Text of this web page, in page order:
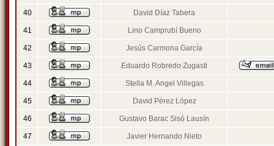
40 David Díaz Tabera
41 Lino Camprubí Bueno
42 Jesús Carmona García
43 Eduardo Robredo Zugasti
44 Stella M. Angel Villegas
45 David Pérez López
46 Gustavo Barac Sisó Lausín
47 Javier Hernando Nieto